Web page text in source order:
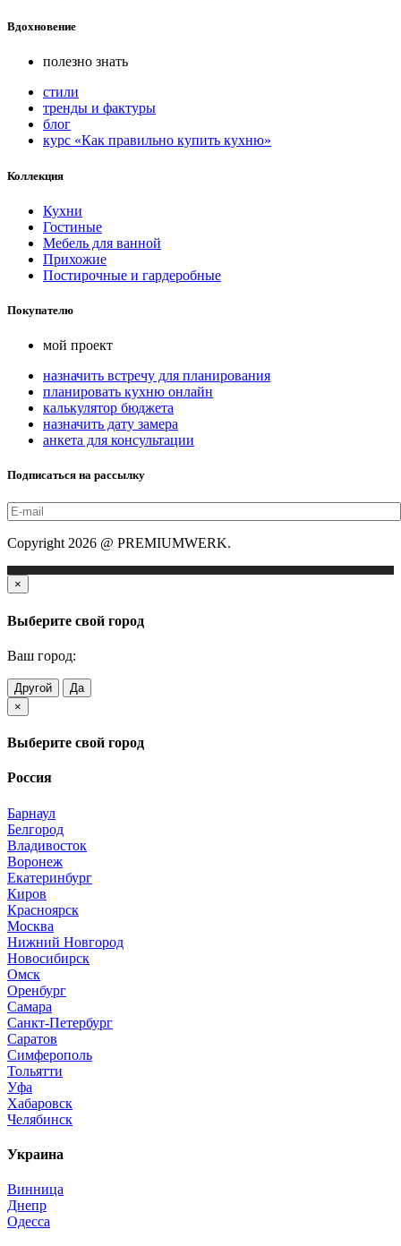
Вдохновение
полезно знать
стили
тренды и фактуры
блог
курс «Как правильно купить кухню»
Коллекция
Кухни
Гостиные
Мебель для ванной
Прихожие
Постирочные и гардеробные
Покупателю
мой проект
назначить встречу для планирования
планировать кухню онлайн
калькулятор бюджета
назначить дату замера
анкета для консультации
Подписаться на рассылку
Copyright 2026 @ PREMIUMWERK.
×
Выберите свой город
Ваш город:
Другой
Да
×
Выберите свой город
Россия
Барнаул
Белгород
Владивосток
Воронеж
Екатеринбург
Киров
Красноярск
Москва
Нижний Новгород
Новосибирск
Омск
Оренбург
Самара
Санкт-Петербург
Саратов
Симферополь
Тольятти
Уфа
Хабаровск
Челябинск
Украина
Винница
Днепр
Одесса